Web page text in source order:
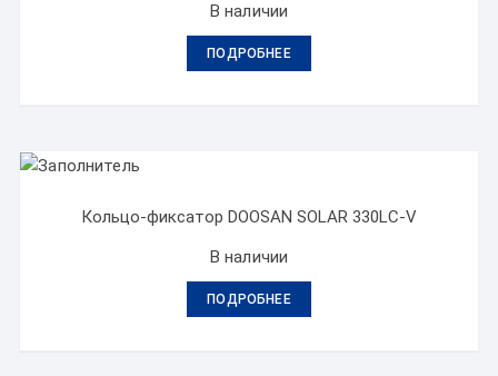
В наличии
ПОДРОБНЕЕ
Кольцо-фиксатор DOOSAN SOLAR 330LC-V
В наличии
ПОДРОБНЕЕ